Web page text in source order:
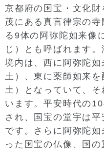
京都府の国宝・文化
茂にある真言律宗の
る9体の阿弥陀如来像
じ）とも呼ばれます
境内は、西に阿弥陀
土）、東に薬師如来
土）となっていて、
います。平安時代の
され、国宝の堂宇は
です。さらに阿弥陀
った国宝の仏像、国